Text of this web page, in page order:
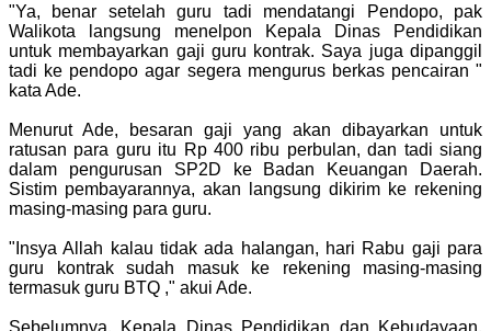
"Ya, benar setelah guru tadi mendatangi Pendopo, pak
Walikota langsung menelpon Kepala Dinas Pendidikan
untuk membayarkan gaji guru kontrak. Saya juga dipanggil
tadi ke pendopo agar segera mengurus berkas pencairan "
kata Ade.
Menurut Ade, besaran gaji yang akan dibayarkan untuk
ratusan para guru itu Rp 400 ribu perbulan, dan tadi siang
dalam pengurusan SP2D ke Badan Keuangan Daerah.
Sistim pembayarannya, akan langsung dikirim ke rekening
masing-masing para guru.
"Insya Allah kalau tidak ada halangan, hari Rabu gaji para
guru kontrak sudah masuk ke rekening masing-masing
termasuk guru BTQ ," akui Ade.
Sebelumnya, Kepala Dinas Pendidikan dan Kebudayaan,